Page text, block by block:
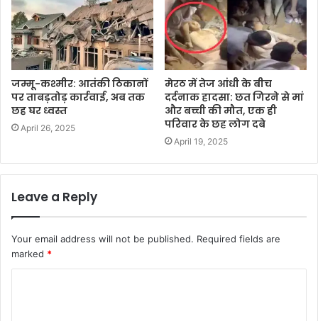
जम्मू-कश्मीर: आतंकी ठिकानों
पर ताबड़तोड़ कार्रवाई, अब तक
छह घर ध्वस्त
April 26, 2025
मेरठ में तेज आंधी के बीच
दर्दनाक हादसा: छत गिरने से मां
और बच्ची की मौत, एक ही
परिवार के छह लोग दबे
April 19, 2025
Leave a Reply
Your email address will not be published. Required fields are
marked *